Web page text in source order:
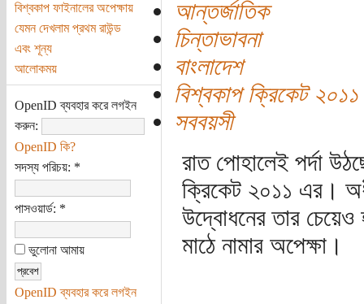
বিশ্বকাপ ফাইনালের অপেক্ষায়
যেমন দেখলাম প্রথম রাউন্ড
এবং শূন্য
আলোকময়
OpenID ব্যবহার করে লগইন
করুন:
OpenID কি?
সদস্য পরিচয়: *
পাসওয়ার্ড: *
ভুলোনা আমায়
OpenID ব্যবহার করে লগইন
আন্তর্জাতিক
চিন্তাভাবনা
বাংলাদেশ
বিশ্বকাপ ক্রিকেট ২০১১
সববয়সী
রাত পোহালেই পর্দা
ক্রিকেট ২০১১ এর।
উদ্বোধনের তার
মাঠে নামার অপেক্ষা।